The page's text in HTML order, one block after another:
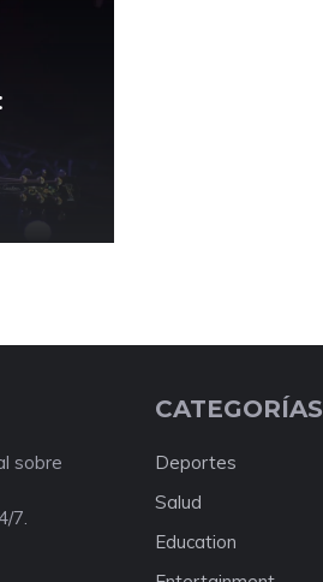
sobre
7.
CATEGORÍAS
Deportes
Salud
Education